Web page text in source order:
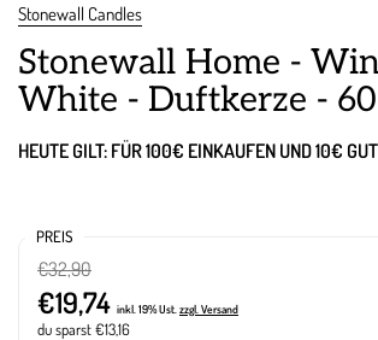
Stonewall Candles
Stonewall Home -
White - Duftkerze -
HEUTE GILT: FÜR 100€ EINKAUFEN UND 10€
PREIS
€19,74 inkl. 19% Ust. zzgl. Versand
€32,90
du sparst €13,16